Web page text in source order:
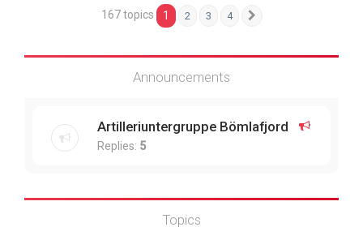
167 topics 1 2 3 4
Announcements
Artilleriuntergruppe Bömlafjord
Replies: 5
Topics